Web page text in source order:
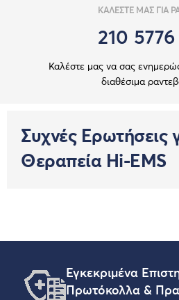
ΚΑΛΕΣΤΕ ΜΑΣ ΓΙΑ
210
Καλέστε μας να σας
διαθέσιμα
Συχνές Ερωτήσεις
Θεραπεία Hi-EMS
Εγκεκριμένα
Πρωτόκολλα &